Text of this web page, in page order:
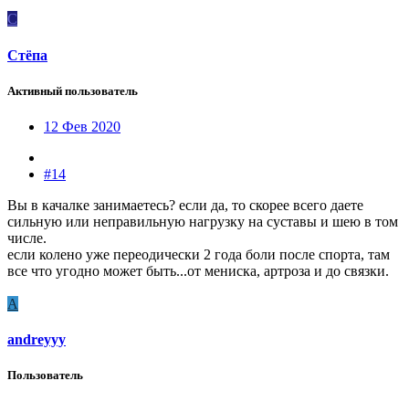
С
Стёпа
Активный пользователь
12 Фев 2020
#14
Вы в качалке занимаетесь? если да, то скорее всего даете
сильную или неправильную нагрузку на суставы и шею в том
числе.
если колено уже переодически 2 года боли после спорта, там
все что угодно может быть...от мениска, артроза и до связки.
A
andreyyy
Пользователь